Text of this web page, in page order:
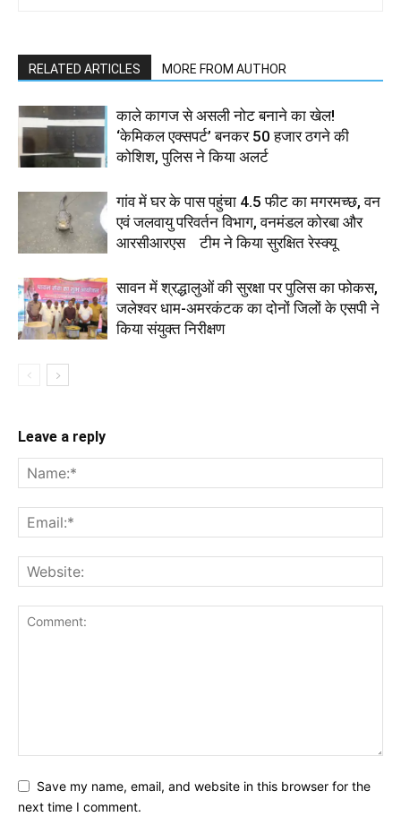
RELATED ARTICLES MORE FROM AUTHOR
काले कागज से असली नोट बनाने का खेल!
‘केमिकल एक्सपर्ट’ बनकर 50 हजार ठगने की
कोशिश, पुलिस ने किया अलर्ट
गांव में घर के पास पहुंचा 4.5 फीट का मगरमच्छ, वन
एवं जलवायु परिवर्तन विभाग, वनमंडल कोरबा और
आरसीआरएस टीम ने किया सुरक्षित रेस्क्यू
सावन में श्रद्धालुओं की सुरक्षा पर पुलिस का फोकस,
जलेश्वर धाम-अमरकंटक का दोनों जिलों के एसपी ने
किया संयुक्त निरीक्षण
Leave a reply
Save my name, email, and website in this browser for the
next time I comment.